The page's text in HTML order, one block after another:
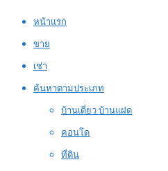
หน้าแรก
ขาย
เช่า
ค้นหาตามประเภท
บ้านเดี่ยว บ้านแฝด
คอนโด
ที่ดิน